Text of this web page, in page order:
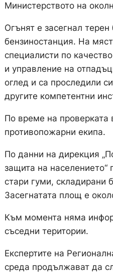
Министерството на
Огънят е засегнал терен
бензиностанция. На
специалисти по
и управление на
оглед и са проследили
другите компетентни
По време на проверката
противопожарни екипа.
По данни на дирекция
защита на населението“
стари гуми, складирани
Засегнатата площ е
Към момента няма
съседни територии.
Експертите на
среда продължават да